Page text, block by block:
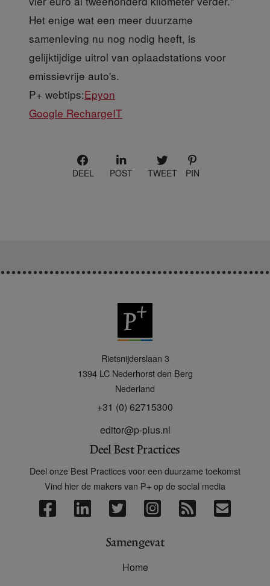
Het enige wat een meer duurzame
samenleving nu nog nodig heeft, is
gelijktijdige uitrol van oplaadstations voor
emissievrije auto's.
P+ webtips:Epyon
Google RechargeIT
DEEL POST TWEET PIN
Rietsnijderslaan 3
1394 LC Nederhorst den Berg
Nederland
+31 (0) 62715300
editor@p-plus.nl
Deel Best Practices
Deel onze Best Practices voor een duurzame toekomst
Vind hier de makers van P+ op de social media
Samengevat
Home